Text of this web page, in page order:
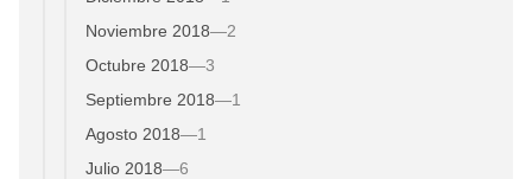
Noviembre 2018—2
Octubre 2018—3
Septiembre 2018—1
Agosto 2018—1
Julio 2018—6